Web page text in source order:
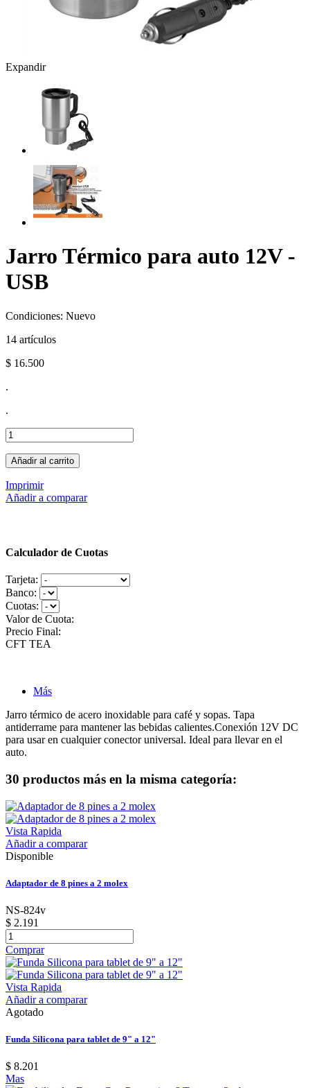
Expandir
Jarro Térmico para auto 12V -
USB
Condiciones: Nuevo
14 artículos
$ 16.500
.
.
Añadir al carrito
Imprimir
Añadir a comparar
Calculador de Cuotas
Tarjeta:
Banco:
Cuotas:
Valor de Cuota:
Precio Final:
CFT TEA
Más
Jarro térmico de acero inoxidable para café y sopas. Tapa
antiderrame para mantener las bebidas calientes.Conexión 12V DC
para usar en cualquier conector universal. Ideal para llevar en el
auto.
30 productos más en la misma categoría:
Vista Rapida
Añadir a comparar
Disponible
Adaptador de 8 pines a 2 molex
NS-824v
$ 2.191
Comprar
Vista Rapida
Añadir a comparar
Agotado
Funda Silicona para tablet de 9" a 12"
$ 8.201
Mas